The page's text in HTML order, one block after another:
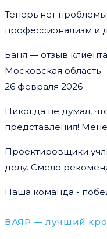
Теперь нет
профессионализм и
Баня — отзыв
Московская область
26 февраля 2026
Никогда не думал,
представления!
Проектировщики
делу. Смело
Наша команда -
ВАЯР — лучший